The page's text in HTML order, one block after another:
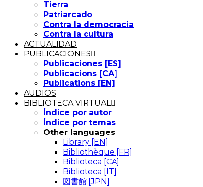
Tierra
Patriarcado
Contra la democracia
Contra la cultura
ACTUALIDAD
PUBLICACIONES
Publicaciones [ES]
Publicacions [CA]
Publications [EN]
AUDIOS
BIBLIOTECA VIRTUAL
Índice por autor
Índice por temas
Other languages
Library [EN]
Bibliothèque [FR]
Biblioteca [CA]
Biblioteca [IT]
図書館 [JPN]